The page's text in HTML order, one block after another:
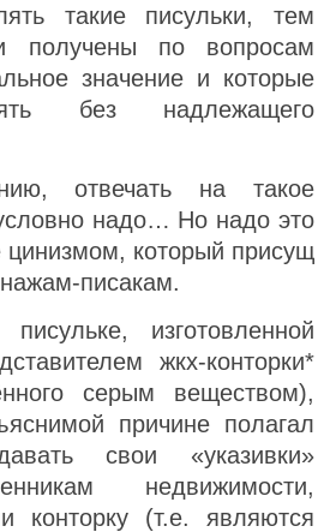
такие писульки, тем
получены по вопросам
значение и которые
без надлежащего
отвечать на такое
надо… Но надо это
цинизмом, который присущ
писакам.
изготовленной
жкх-конторки*
серым веществом),
причине полагал
свои «указивки»
недвижимости,
конторку (т.е. являются